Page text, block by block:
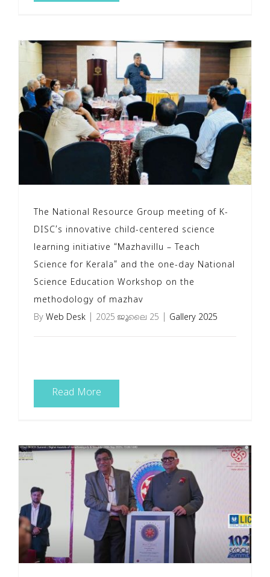
The National Resource Group meeting of K-
DISC’s innovative child-centered science
learning initiative “Mazhavillu – Teach
Science for Kerala” and the one-day National
Science Education Workshop on the
methodology of mazhav
By Web Desk 2025 ജൂലൈ 25 Gallery 2025
Read More